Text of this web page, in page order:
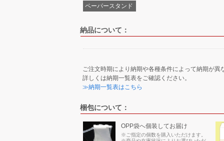
ペーパースタンド
納品について：
ご注文時期により納期や各種条件によって納期が異
詳しくは納期一覧表をご確認ください。
≫納期一覧表はこちら
梱包について：
OPP袋へ個装してお届け
※ご指定の個数を購入いただけます。